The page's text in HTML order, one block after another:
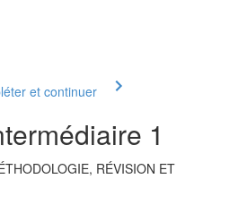
et continuer
1
RÉVISION ET